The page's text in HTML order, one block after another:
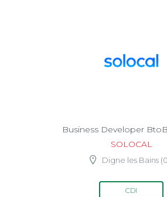
Business Developer
SOLOCAL
Digne les Bains
CDI